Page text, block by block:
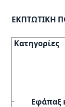
ΕΚΠΤΩΤΙΚΗ
Κατηγορίες
· Εφάπαξ